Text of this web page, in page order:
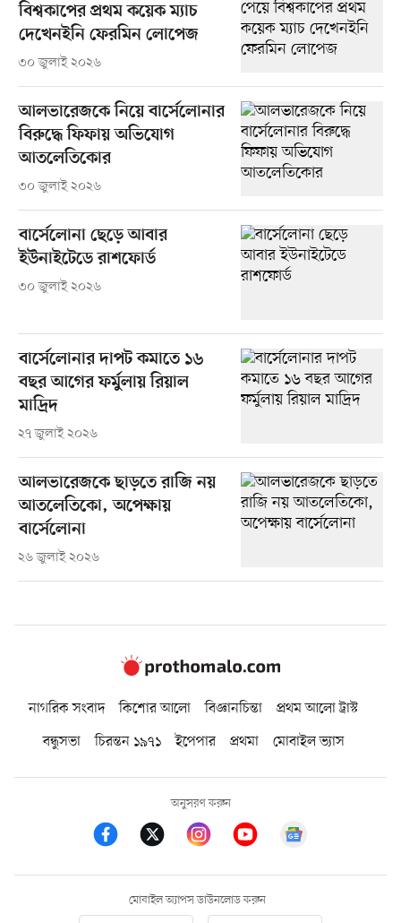
বিশ্বকাপের প্রথম কয়েক ম্যাচ
দেখেনইনি ফেরমিন লোপেজ
৩০ জুলাই ২০২৬
আলভারেজকে নিয়ে বার্সেলোনার
বিরুদ্ধে ফিফায় অভিযোগ
আতলেতিকোর
৩০ জুলাই ২০২৬
বার্সেলোনা ছেড়ে আবার
ইউনাইটেডে রাশফোর্ড
৩০ জুলাই ২০২৬
বার্সেলোনার দাপট কমাতে ১৬
বছর আগের ফর্মুলায় রিয়াল
মাদ্রিদ
২৭ জুলাই ২০২৬
আলভারেজকে ছাড়তে রাজি নয়
আতলেতিকো, অপেক্ষায়
বার্সেলোনা
২৬ জুলাই ২০২৬
নাগরিক সংবাদ কিশোর আলো বিজ্ঞানচিন্তা
প্রথম আলো ট্রাস্ট
বন্ধুসভা
চিরন্তন ১৯৭১ ইপেপার প্রথমা মোবাইল ভ্যাস
অনুসরণ করুন
মোবাইল অ্যাপস ডাউনলোড করুন